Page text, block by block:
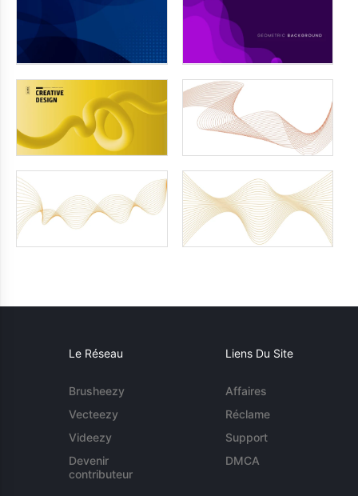
Le Réseau
Brusheezy
Vecteezy
Videezy
Devenir
contributeur
Liens Du Site
Affaires
Réclame
Support
DMCA